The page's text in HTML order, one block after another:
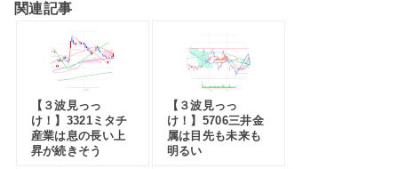
関連記事
【３波見っっ
け！】3321ミタチ
産業は息の長い上
昇が続きそう
【３波見っっ
け！】5706三井金
属は目先も未来も
明るい